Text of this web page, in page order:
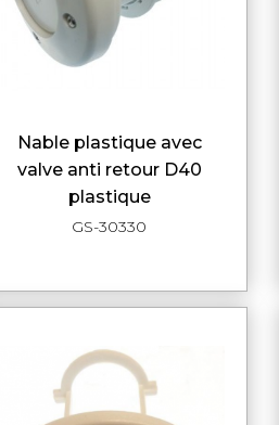
APERÇU RAPIDE
nable plastique avec
valve anti retour D40
plastique
GS-30330